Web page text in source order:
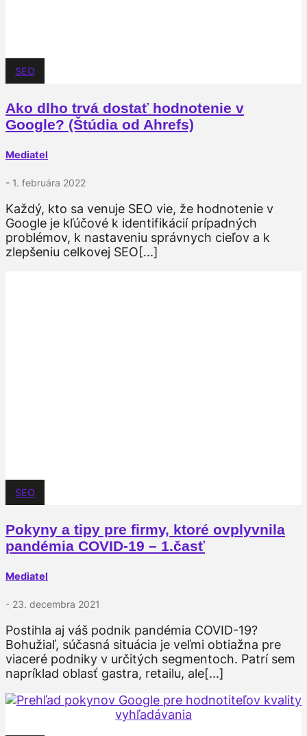
SEO
Ako dlho trvá dostať hodnotenie v
Google? (Štúdia od Ahrefs)
Mediatel
- 1. februára 2022
Každý, kto sa venuje SEO vie, že hodnotenie v
Google je kľúčové k identifikácií prípadných
problémov, k nastaveniu správnych cieľov a k
zlepšeniu celkovej SEO[...]
SEO
Pokyny a tipy pre firmy, ktoré ovplyvnila
pandémia COVID-19 – 1.časť
Mediatel
- 23. decembra 2021
Postihla aj váš podnik pandémia COVID-19?
Bohužiaľ, súčasná situácia je veľmi obtiažna pre
viaceré podniky v určitých segmentoch. Patrí sem
napríklad oblasť gastra, retailu, ale[...]